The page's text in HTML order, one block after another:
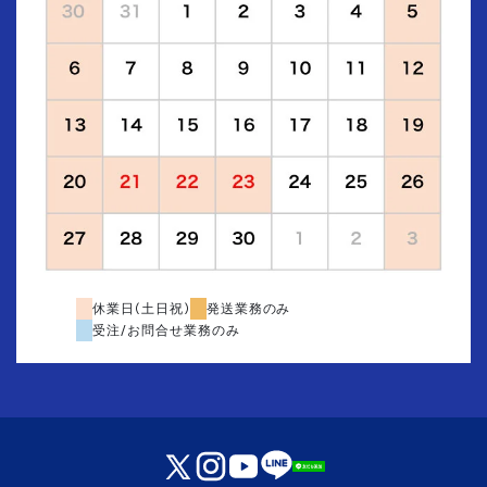
休業日(土日祝)
発送業務のみ
受注/お問合せ業務のみ